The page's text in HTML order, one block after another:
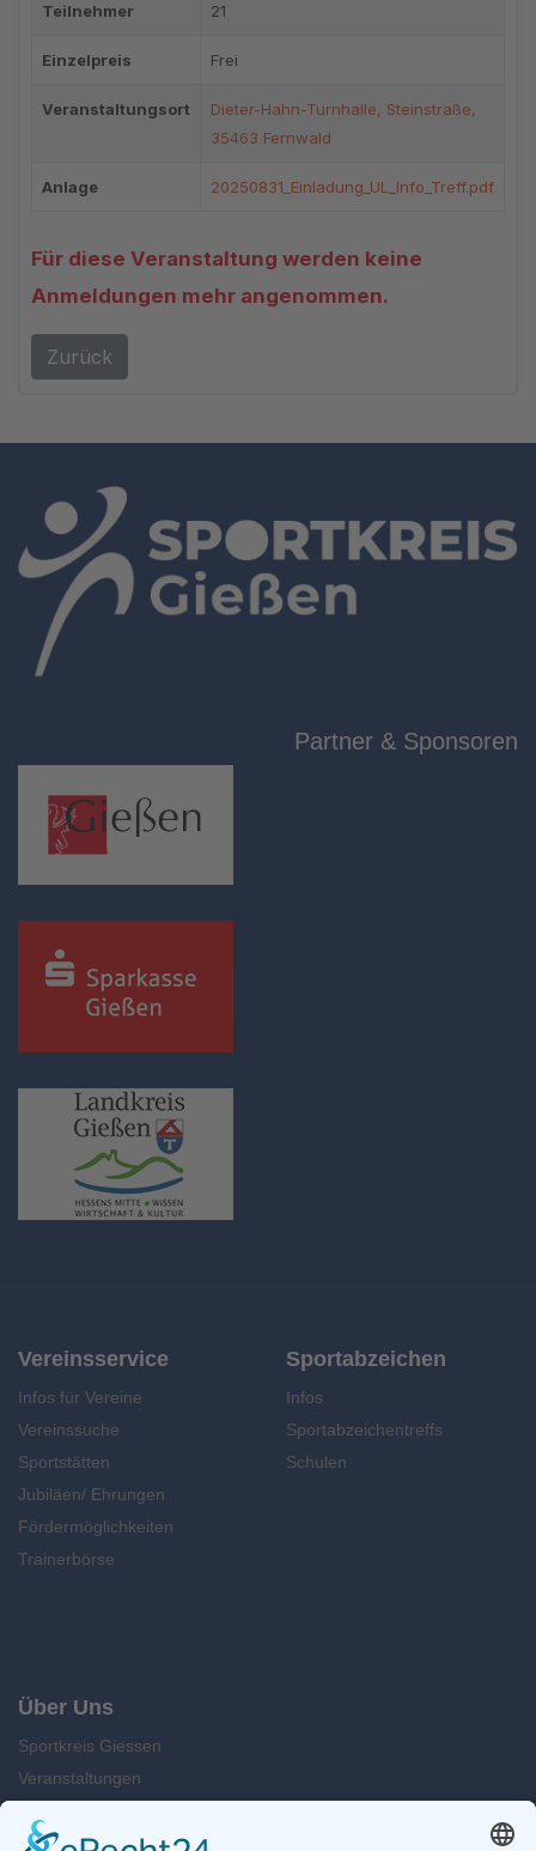
Teilnehmer 21
Einzelpreis Frei
Veranstaltungsort
Dieter-Hahn-Turnhalle, Steinstraße,
35463 Fernwald
Anlage 20250831_Einladung_UL_Info_Treff.pdf
Für diese Veranstaltung werden keine
Anmeldungen mehr angenommen.
Zurück
Partner & Sponsoren
Vereinsservice
Infos für Vereine
Vereinssuche
Sportstätten
Jubiläen/ Ehrungen
Fördermöglichkeiten
Trainerbörse
Sportabzeichen
Infos
Sportabzeichentreffs
Schulen
Über Uns
Sportkreis Giessen
Veranstaltungen
Kontakt